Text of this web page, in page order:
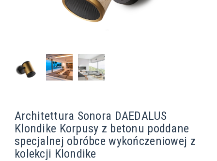
Architettura Sonora DAEDALUS
Klondike Korpusy z betonu poddane
specjalnej obróbce wykończeniowej z
kolekcji Klondike